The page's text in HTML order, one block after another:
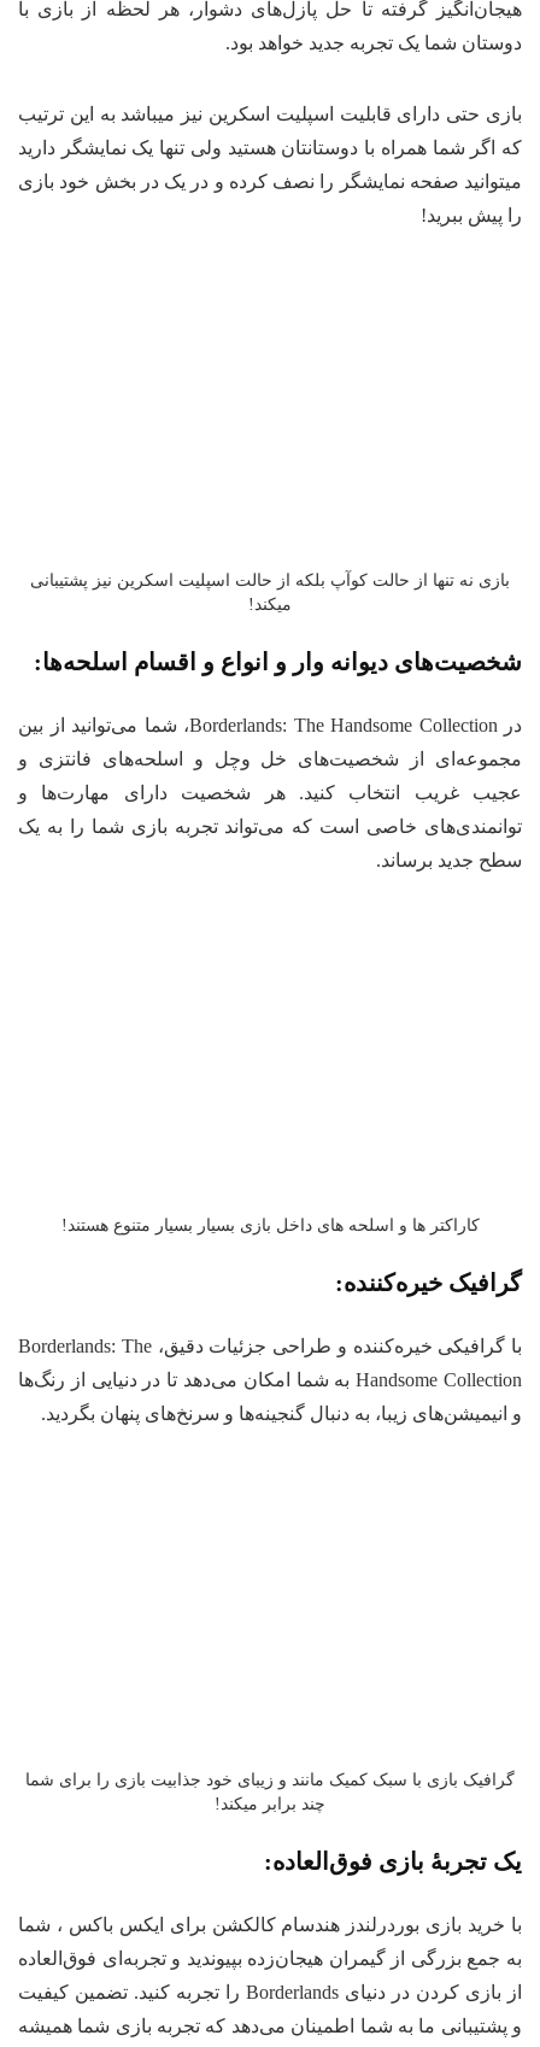
گرفته تا حل پازل‌های دشوار، هر لحظه از بازی با
شما یک تجربه جدید خواهد بود.
حتی دارای قابلیت اسپلیت اسکرین نیز میباشد به این ترتیب
اگر شما همراه با دوستانتان هستید ولی تنها یک نمایشگر دارید
صفحه نمایشگر را نصف کرده و در یک در بخش خود بازی
پیش ببرید!
بازی نه تنها از حالت کوآپ بلکه از حالت اسپلیت اسکرین نیز پشتیبانی
میکند!
دیوانه وار و انواع و اقسام اسلحه‌ها:
در Borderlands: The Handsome Collection، شما می‌توانید از بین
از شخصیت‌های خل وچل و اسلحه‌های فانتزی و
غریب انتخاب کنید. هر شخصیت دارای مهارت‌ها و
خاصی است که می‌تواند تجربه بازی شما را به یک
جدید برساند.
کاراکتر ها و اسلحه های داخل بازی بسیار بسیار متنوع هستند!
خیره‌کننده:
با گرافیکی خیره‌کننده و طراحی جزئیات دقیق، Borderlands: The
Handsome Collection به شما امکان می‌دهد تا در دنیایی از رنگ‌ها
زیبا، به دنبال گنجینه‌ها و سرنخ‌های پنهان بگردید.
بازی با سبک کمیک مانند و زیبای خود جذابیت بازی را برای شما
چند برابر میکند!
تجربهٔ بازی فوق‌العاده:
خرید بازی بوردرلندز هندسام کالکشن برای ایکس باکس ، شما
جمع بزرگی از گیمران هیجان‌زده بپیوندید و تجربه‌ای فوق‌العاده
از بازی کردن در دنیای Borderlands را تجربه کنید. تضمین کیفیت
پشتیبانی ما به شما اطمینان می‌دهد که تجربه بازی شما همیشه